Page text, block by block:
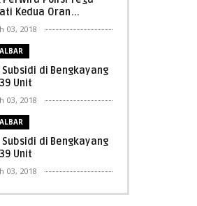
Kedua Oran...
03, 2018
di Bengkayang
Unit
03, 2018
di Bengkayang
Unit
03, 2018